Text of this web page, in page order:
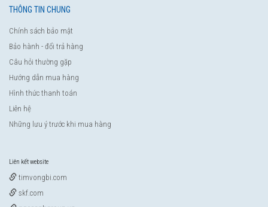
THÔNG TIN CHUNG
Chính sách bảo mật
Bảo hành - đổi trả hàng
Câu hỏi thường gặp
Hướng dẫn mua hàng
Hình thức thanh toán
Liên hệ
Những lưu ý trước khi mua hàng
Liên kết website
timvongbi.com
skf.com